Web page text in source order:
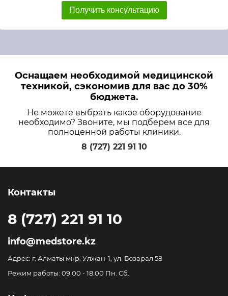
Получить консультацию
Оснащаем необходимой медицинской
техникой, сэкономив для вас до 30%
бюджета.
Не можете выбрать какое оборудование
необходимо? Звоните, мы подберем все для
полноценной работы клиники.
8 (727) 221 91 10
Контакты
8 (727) 221 91 10
info@medstore.kz
Адрес: г. Алматы мкр. Улжан-1, ул. Бозарал 58
Режим работы: 09.00 - 18.00 Пн. Сб.